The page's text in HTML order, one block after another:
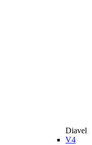
Diavel
V4